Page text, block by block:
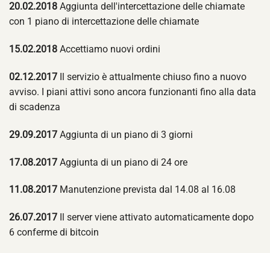
20.02.2018 Aggiunta dell'intercettazione delle chiamate
con 1 piano di intercettazione delle chiamate
15.02.2018 Accettiamo nuovi ordini
02.12.2017 Il servizio è attualmente chiuso fino a nuovo
avviso. I piani attivi sono ancora funzionanti fino alla data
di scadenza
29.09.2017 Aggiunta di un piano di 3 giorni
17.08.2017 Aggiunta di un piano di 24 ore
11.08.2017 Manutenzione prevista dal 14.08 al 16.08
26.07.2017 Il server viene attivato automaticamente dopo
6 conferme di bitcoin